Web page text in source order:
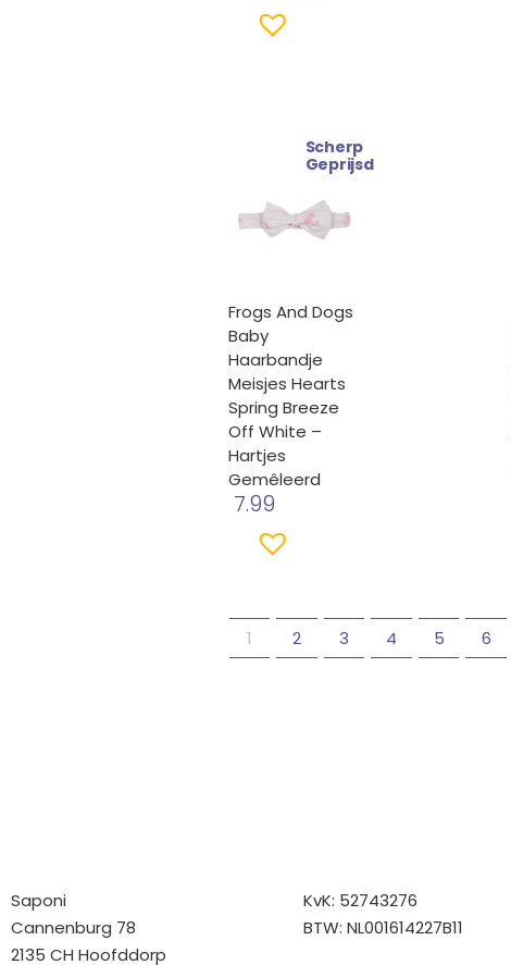
Scherp
Geprijsd
Frogs And Dogs
Baby
Haarbandje
Meisjes Hearts
Spring Breeze
Off White –
Hartjes
Gemêleerd
7.99
1 2 3 4 5 6
Saponi
Cannenburg 78
2135 CH Hoofddorp
KvK: 52743276
BTW: NL001614227B11